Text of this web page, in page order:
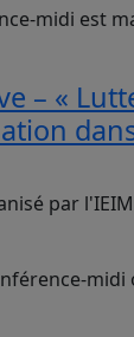
midi est
– «
par l'IEIM